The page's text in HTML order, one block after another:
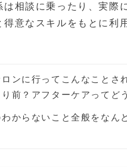
は相談に乗ったり、実際
得意なスキルをもとに利
ンに行ってこんなことさ
前？アフターケアってど
からないこと全般をなん